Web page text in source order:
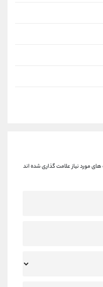
مورد نیاز علامت گذاری شده اند